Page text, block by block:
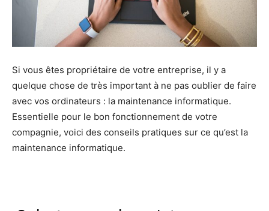
Si vous êtes propriétaire de votre entreprise, il y a
quelque chose de très important à ne pas oublier de faire
avec vos ordinateurs : la maintenance informatique.
Essentielle pour le bon fonctionnement de votre
compagnie, voici des conseils pratiques sur ce qu’est la
maintenance informatique.